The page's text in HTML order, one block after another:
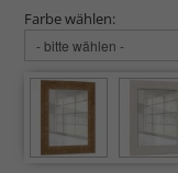
Farbe wählen: